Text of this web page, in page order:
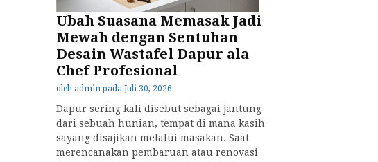
Ubah Suasana Memasak Jadi
Mewah dengan Sentuhan
Desain Wastafel Dapur ala
Chef Profesional
oleh admin pada Juli 30, 2026
Dapur sering kali disebut sebagai jantung
dari sebuah hunian, tempat di mana kasih
sayang disajikan melalui masakan. Saat
merencanakan pembaruan atau renovasi